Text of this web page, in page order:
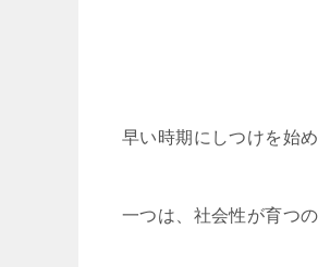
早い時期にしつけを始
一つは、社会性が育つ